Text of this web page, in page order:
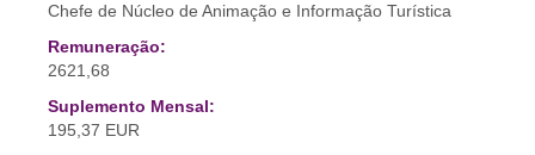
Chefe de Núcleo de Animação e Informação Turística
Remuneração:
2621,68
Suplemento Mensal:
195,37 EUR